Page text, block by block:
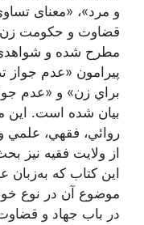
و مرد»، «معنای
قضاوت و حکومت
مطرح شده و شواهدی
پیرامون «عدم‌
براي‌ زن»‌ و «عدم‌
بيان‌ شده‌ است‌. اين‌
روائي‌، فقهي‌، علمي‌
از ولايت‌ فقيه‌ نيز
اين كتاب كه‌ به‌زبان‌
موضوع‌ آن در نوع‌
در باب‌ جهاد و